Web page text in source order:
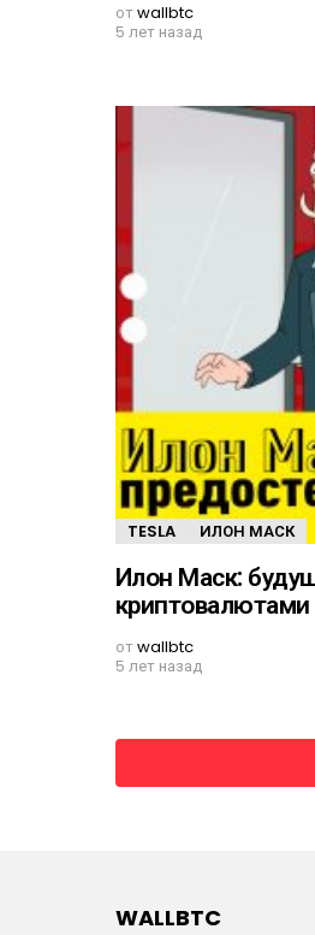
отwallbtc
5 лет назад
TESLA ИЛОН МАСК
Илон Маск:
криптовалютами
отwallbtc
5 лет назад
WALLBTC